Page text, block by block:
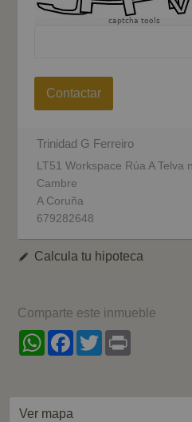
captcha tools
Contactar
Trinidad G Ferreiro
LT51 Workspace Rúa A Telva
Cambre
A Coruña
679282648
Calcula tu hipoteca
Comparte este inmueble
WhatsAppFacebook
Twitter
Ver mapa